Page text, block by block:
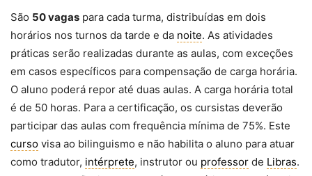
São 50 vagas para cada turma, distribuídas em dois
horários nos turnos da tarde e da noite. As atividades
práticas serão realizadas durante as aulas, com exceções
em casos específicos para compensação de carga horária.
O aluno poderá repor até duas aulas. A carga horária total
é de 50 horas. Para a certificação, os cursistas deverão
participar das aulas com frequência mínima de 75%. Este
curso visa ao bilinguismo e não habilita o aluno para atuar
como tradutor, intérprete, instrutor ou professor de Libras.